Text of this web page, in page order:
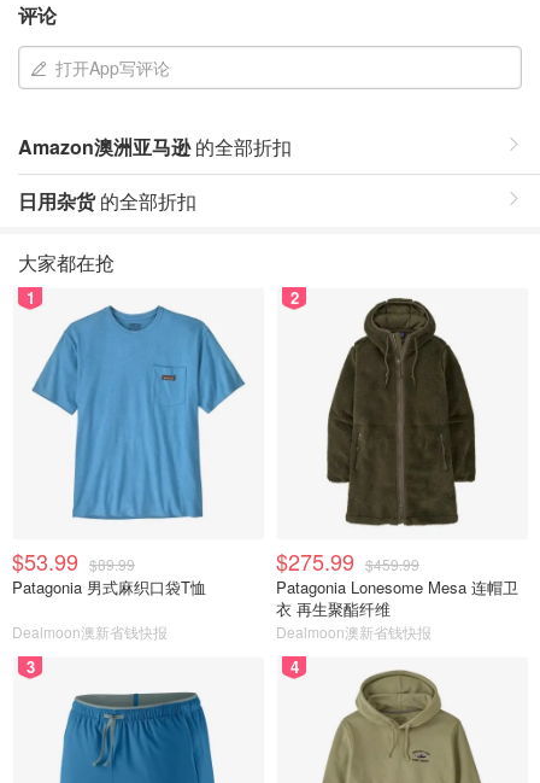
评论
打开App写评论
Amazon澳洲亚马逊的全部折扣
日用杂货的全部折扣
大家都在抢
1
$53.99 $89.99
Patagonia 男式麻织口袋T恤
Dealmoon澳新省钱快报
2
$275.99 $459.99
Patagonia Lonesome Mesa 连帽卫
衣 再生聚酯纤维
Dealmoon澳新省钱快报
3 4